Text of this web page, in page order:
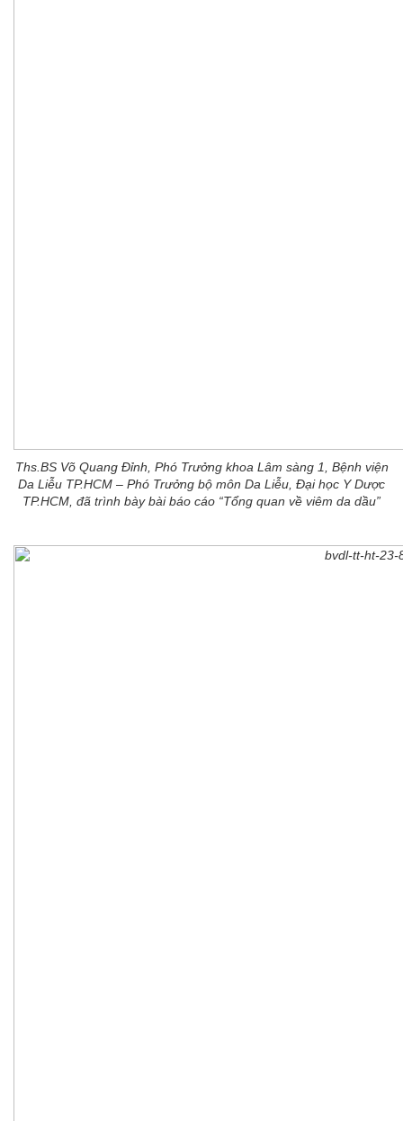
Ths.BS Võ Quang Đỉnh, Phó Trưởng khoa Lâm sàng 1, Bệnh viện
Da Liễu TP.HCM – Phó Trưởng bộ môn Da Liễu, Đại học Y Dược
TP.HCM, đã trình bày bài báo cáo “Tổng quan về viêm da dầu”